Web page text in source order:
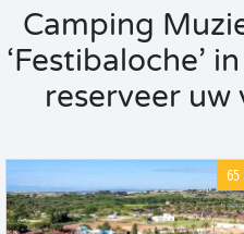
Camping
‘Festibaloche’
reserveer uw
65